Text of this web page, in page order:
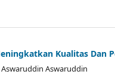
Kualitas Dan
Aswaruddin